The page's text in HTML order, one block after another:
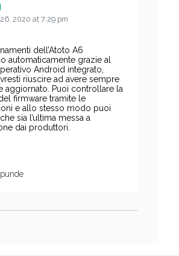
2020 at 7:29 pm
dell’Atoto A6
automaticamente grazie al
Android integrato,
riuscire ad avere sempre
aggiornato. Puoi controllare la
firmware tramite le
e allo stesso modo puoi
sia l’ultima messa a
dai produttori.